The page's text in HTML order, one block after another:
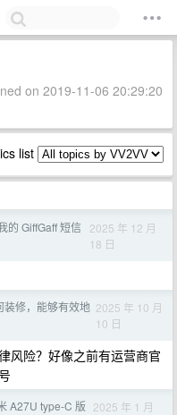
on 2019-11-06 20:29:20
list
的 GiffGaff 短信 2025 年 12 月
18 日
装修，能够有效地 2025 年 10 月
10 日
风险？好像之前有运营商官
A27U type-C 版 2025 年 1 月